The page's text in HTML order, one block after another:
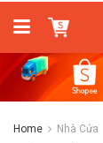
Home Nhà Cửa